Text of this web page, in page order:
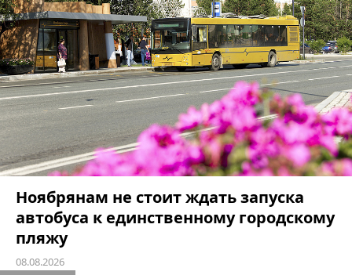
Ноябрянам не стоит ждать запуска
автобуса к единственному городскому
пляжу
08.08.2026